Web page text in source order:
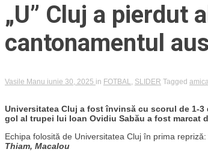
„U” Cluj a pierdut
cantonamentul
Vasile Manu iunie 30, 2025 in FOTBAL SLIDER Tagged
Universitatea Cluj a fost învinsă cu scorul de 1-
gol al trupei lui Ioan Ovidiu Sabău a fost marcat
Echipa folosită de Universitatea Cluj în prima repriză:
Thiam, Macalou